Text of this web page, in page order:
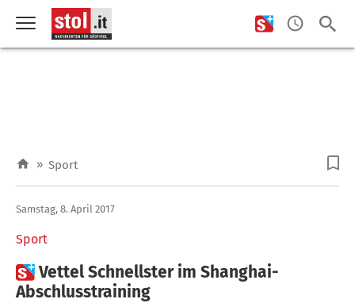
» Sport
Sport
Samstag, 8. April 2017
Vettel Schnellster im Shanghai-
Abschlusstraining